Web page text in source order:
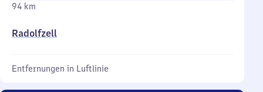
94 km
Radolfzell
Entfernungen in Luftlinie